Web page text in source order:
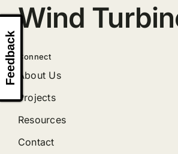
Wind
Connect
About Us
Projects
Resources
Contact
Feedback